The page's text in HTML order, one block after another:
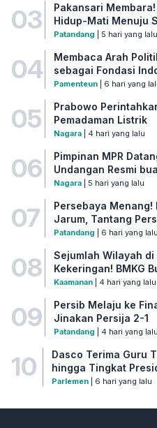
03
Pakansari
Hidup-Mati Menuju
Patandang | 5 hari yang lalu
04
Membaca Arah
sebagai Fondasi
Pamenteun| 6 hari yang
05
Prabowo
Pemadaman Listrik
Nagara| 4 hari yang lalu
06
Pimpinan MPR
Undangan Resmi
Nagara| 5 hari yang lalu
07
Persebaya
Jarum, Tantang
Patandang | 6 hari yang lalu
08
Sejumlah Wilayah
Kekeringan! BMKG
Kaamanan| 4 hari yang lalu
09
Persib Melaju ke
Jinakan Persija 2-1
Patandang | 4 hari yang lalu
10
Dasco Terima Guru
hingga Tingkat
Parlemen| 6 hari yang lalu